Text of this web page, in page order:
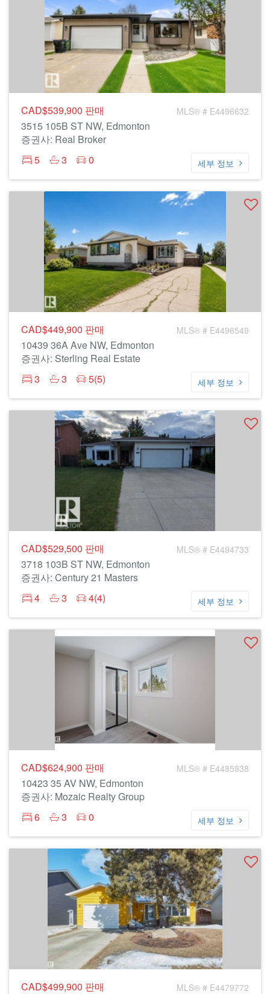
CAD$539,900 판매 MLS® # E4496632
3515 105B ST NW, Edmonton
증권사: Real Broker
5
3 0 세부 정보
CAD$449,900 판매 MLS® # E4496549
10439 36A Ave NW, Edmonton
증권사: Sterling Real Estate
3
3 5(5) 세부 정보
CAD$529,500 판매 MLS® # E4494733
3718 103B ST NW, Edmonton
증권사: Century 21 Masters
4
3 4(4) 세부 정보
CAD$624,900 판매 MLS® # E4485938
10423 35 AV NW, Edmonton
증권사: Mozaic Realty Group
6
3 0 세부 정보
CAD$499,900 판매 MLS® # E4479772